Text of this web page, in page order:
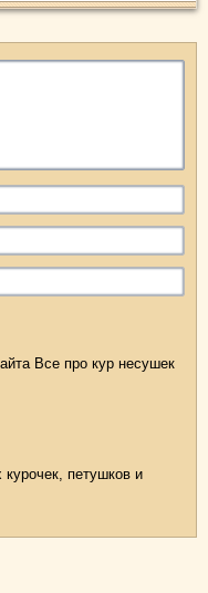
Все про кур несушек
петушков и